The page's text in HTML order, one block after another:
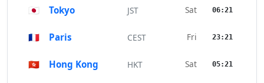
🇯🇵 Tokyo JST Sat 06:21
🇫🇷 Paris CEST Fri 23:21
🇭🇰 Hong Kong HKT Sat 05:21